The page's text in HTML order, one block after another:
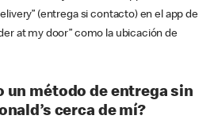
(entrega si contacto) en el app de
at my door” como la ubicación de
un método de entrega sin
cerca de mí?